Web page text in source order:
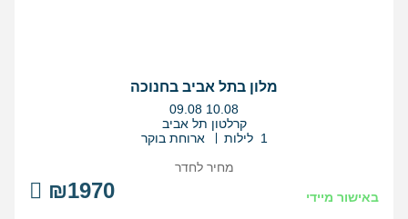
מלון בתל אביב בחנוכה
בין
התאריכים,
09.08 10.08
קרלטון תל אביב
1 לילות
ארוחת בוקר
באישור מיידי ₪1970
מחיר לחדר